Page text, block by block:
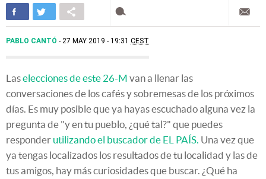
PABLO CANTÓ 27 MAY 2019 - 19:31 CEST
Laselecciones de este 26-M van a llenar las
conversaciones de los cafés y sobremesas de los próximos
días. Es muy posible que ya hayas escuchado alguna vez la
pregunta de "y en tu pueblo, ¿qué tal?" que puedes
responder utilizando el buscador de EL PAÍS. Una vez que
ya tengas localizados los resultados de tu localidad y las de
tus amigos, hay más curiosidades que buscar. ¿Qué ha